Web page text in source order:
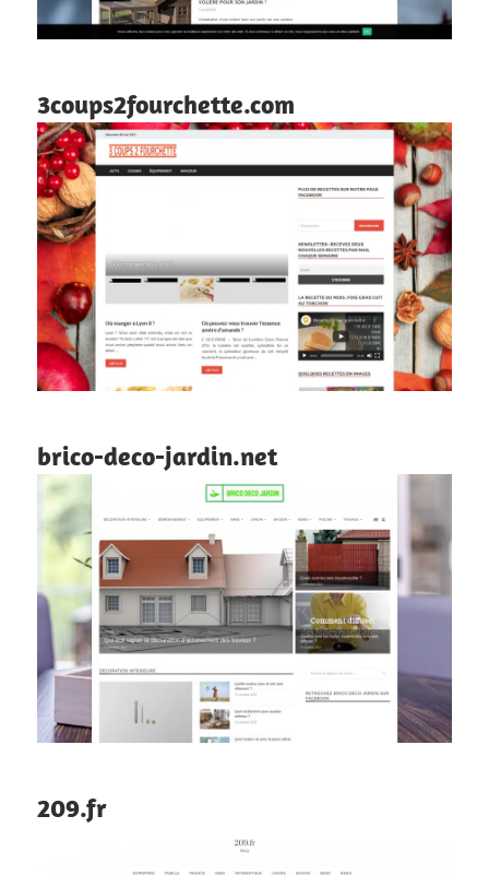
3coups2fourchette.com
brico-deco-jardin.net
209.fr